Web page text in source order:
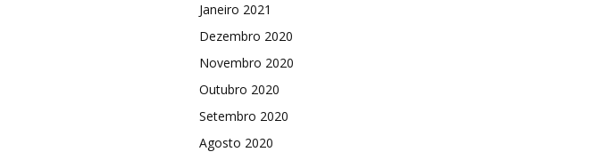
Janeiro 2021
Dezembro 2020
Novembro 2020
Outubro 2020
Setembro 2020
Agosto 2020